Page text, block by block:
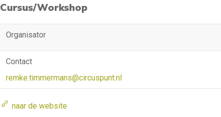
Cursus/Workshop
Organisator
Contact
remke.timmermans@circuspunt.nl
naar de website